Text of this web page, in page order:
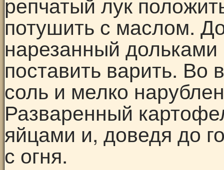
потушить с маслом.
нарезанный
поставить варить. Во
соль и мелко
Разваренный
яйцами и, доведя до
с огня.